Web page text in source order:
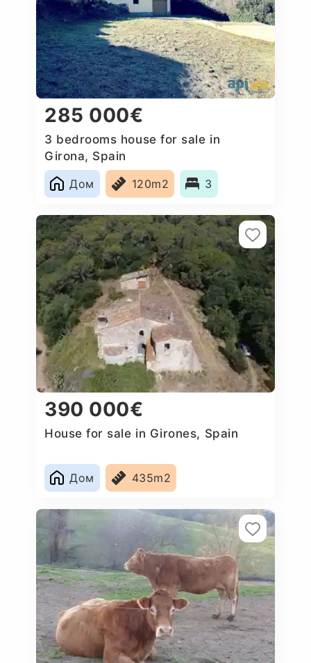
285 000€
3 bedrooms house for sale in
Girona, Spain
Дом
120m2 3
390 000€
House for sale in Girones, Spain
Дом 435m2